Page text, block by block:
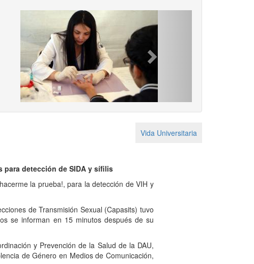
Vida Universitaria
para detección de SIDA y sífilis
la prueba!, para la detección de VIH y
de Transmisión Sexual (Capasits) tuvo
se informan en 15 minutos después de su
y Prevención de la Salud de la DAU,
de Género en Medios de Comunicación,